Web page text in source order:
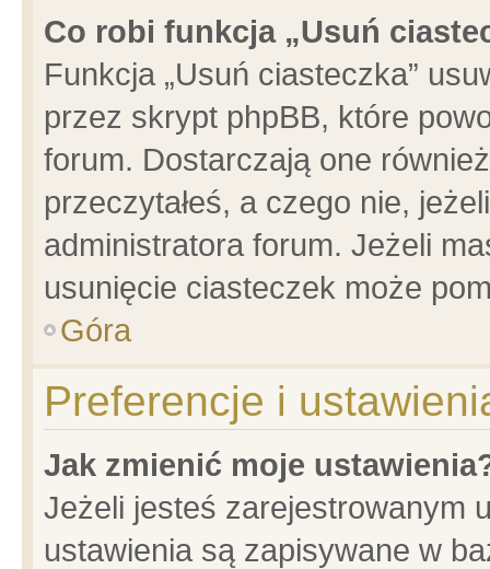
Co robi funkcja „Usuń
Funkcja „Usuń ciasteczka”
przez skrypt phpBB, które
forum. Dostarczają one
przeczytałeś, a czego nie,
administratora forum. Jeżeli
usunięcie ciasteczek może
Góra
Preferencje i
Jak zmienić moje
Jeżeli jesteś zarejestrowanym
ustawienia są zapisywane w